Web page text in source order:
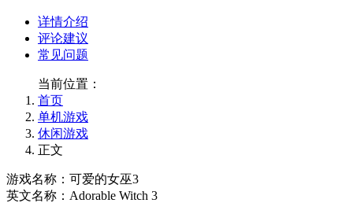
详情介绍
评论建议
常见问题
当前位置：
首页
单机游戏
休闲游戏
正文
游戏名称：可爱的女巫3
英文名称：Adorable Witch 3